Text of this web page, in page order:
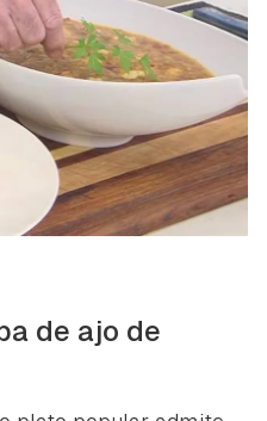
de ajo de